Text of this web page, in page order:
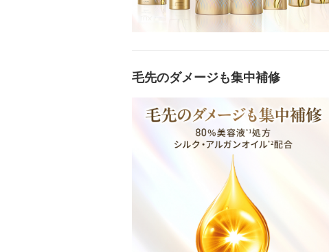
毛先のダメージも集中補修